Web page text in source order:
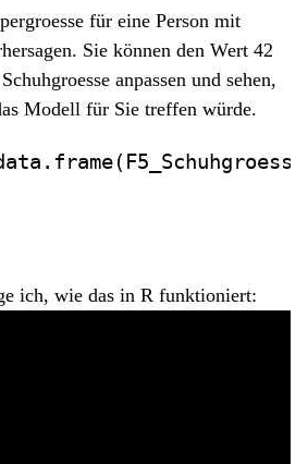
für eine Person mit
Sie können den Wert 42
anpassen und sehen,
Modell für Sie treffen würde.
(
ich, wie das in R funktioniert: